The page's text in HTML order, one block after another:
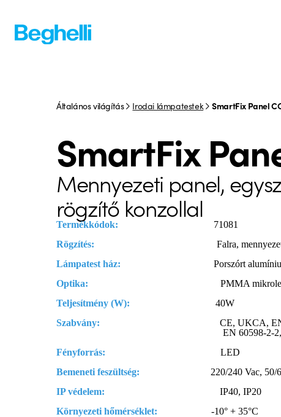
Általános világítás Irodai lámpatestek SmartFix Panel
SmartFix
Mennyezeti panel,
rögzítő konzollal
Termékkódok: 71081
Rögzítés: Falra,
Lámpatest ház:
Porszórt
Optika:
PMMA
Teljesítmény (W):
40W
Szabvány:
CE, UKCA, EN
EN 60598-2-2, EN
Fényforrás:
LED
Bemeneti feszültség:
220/240 Vac, 50/
IP védelem:
IP40, IP20
Környezeti hőmérséklet:
-10° + 35°C